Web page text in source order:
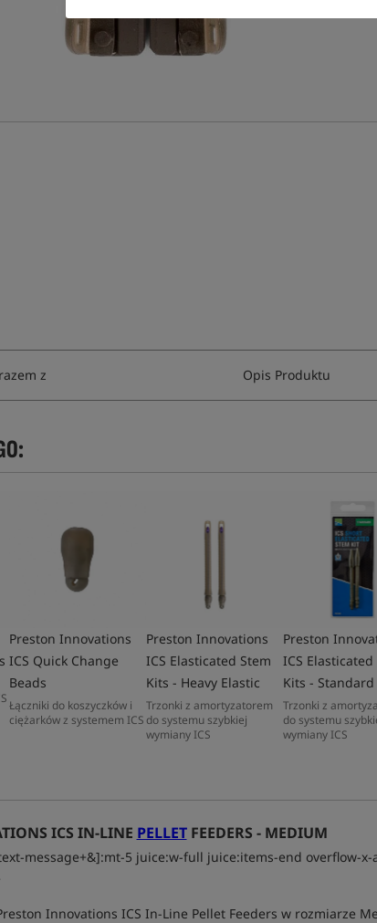
z Opis Produktu
Preston Innovations
ICS Quick Change
Beads
Łączniki do koszyczków i
ciężarków z systemem ICS
Preston Innovations
ICS Elasticated Stem
Kits - Heavy Elastic
Trzonki z amortyzatorem
do systemu szybkiej
wymiany ICS
Preston
ICS Elasticated
Kits - Standard
Trzonki z
do systemu
wymiany ICS
ICS IN-LINE PELLETFEEDERS - MEDIUM
message+&]:mt-5 juice:w-full juice:items-end overflow-
Innovations ICS In-Line Pellet Feeders w rozmiarze